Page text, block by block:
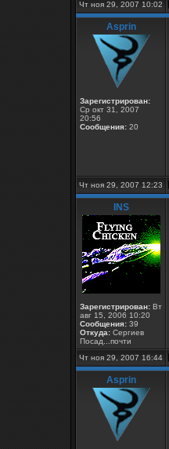
Чт ноя 29, 2007 10:02
Asprin
Зарегистрирован:
Ср окт 31, 2007
20:56
Сообщения: 20
Чт ноя 29, 2007 12:23
INS
Зарегистрирован: Вт
авг 15, 2006 10:20
Сообщения: 39
Откуда: Сергиев
Посад...почти
Чт ноя 29, 2007 16:44
Asprin